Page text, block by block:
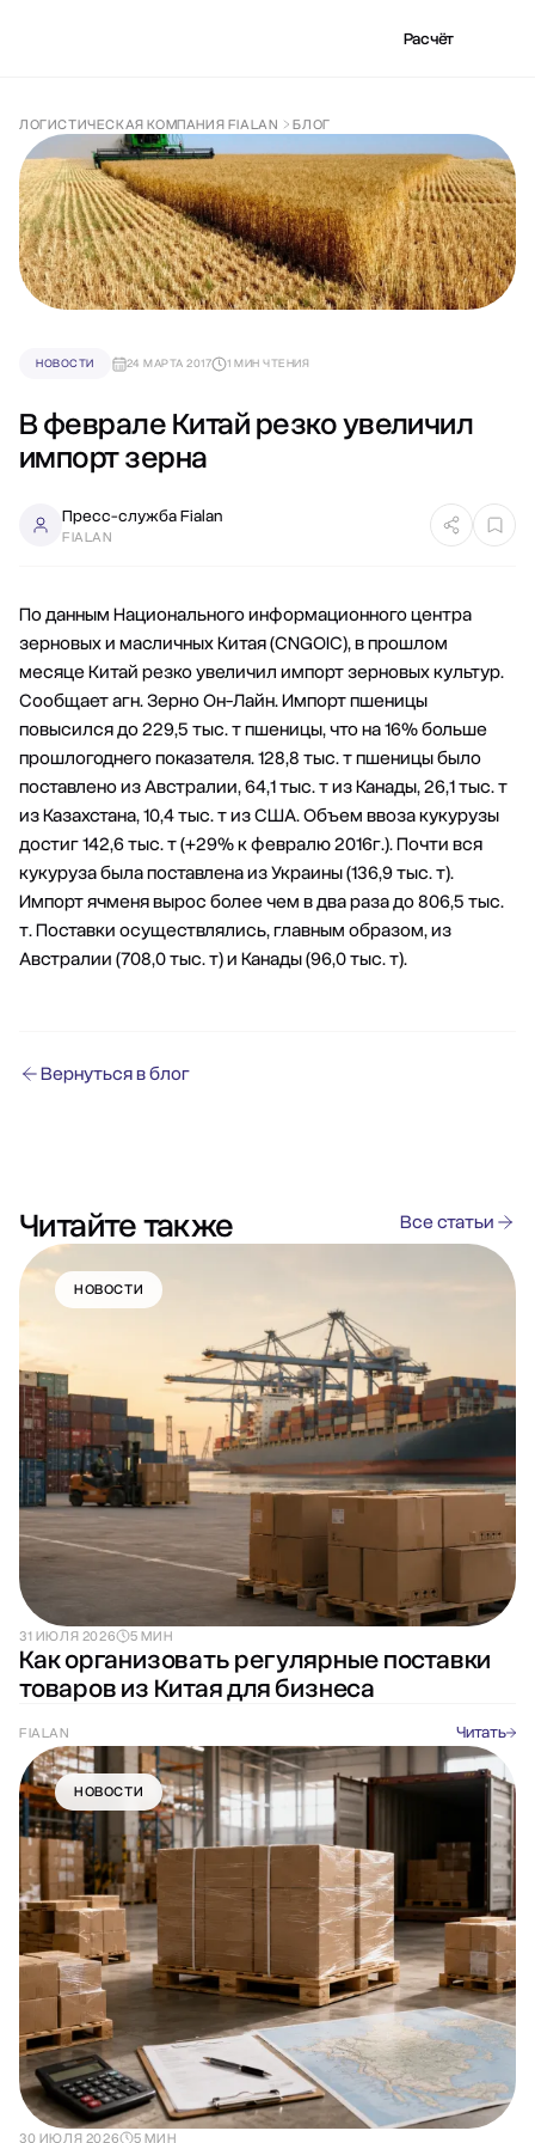
Расчёт
ЛОГИСТИЧЕСКАЯ КОМПАНИЯ FIALAN БЛОГ
НОВОСТИ 24 МАРТА 2017 1 МИН ЧТЕНИЯ
В феврале Китай резко увеличил
импорт зерна
Пресс-служба Fialan
FIALAN
По данным Национального информационного центра
зерновых и масличных Китая (CNGOIC), в прошлом
месяце Китай резко увеличил импорт зерновых культур.
Сообщает агн. Зерно Он-Лайн. Импорт пшеницы
повысился до 229,5 тыс. т пшеницы, что на 16% больше
прошлогоднего показателя. 128,8 тыс. т пшеницы было
поставлено из Австралии, 64,1 тыс. т из Канады, 26,1 тыс. т
из Казахстана, 10,4 тыс. т из США. Объем ввоза кукурузы
достиг 142,6 тыс. т (+29% к февралю 2016г.). Почти вся
кукуруза была поставлена из Украины (136,9 тыс. т).
Импорт ячменя вырос более чем в два раза до 806,5 тыс.
т. Поставки осуществлялись, главным образом, из
Австралии (708,0 тыс. т) и Канады (96,0 тыс. т).
Вернуться в блог
Читайте также Все статьи
НОВОСТИ
31 ИЮЛЯ 2026 5 МИН
Как организовать регулярные поставки
товаров из Китая для бизнеса
FIALAN Читать
НОВОСТИ
30 ИЮЛЯ 2026 5 МИН